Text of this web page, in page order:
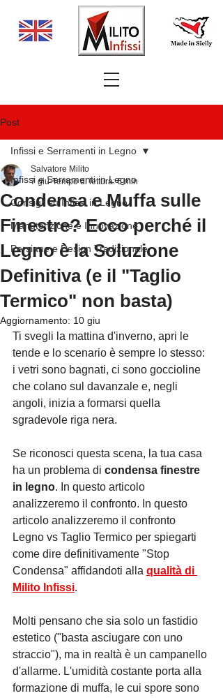
Post
Infissi e Serramenti in Legno
Consigli su Infissi in Legno
Manutenzione e Innovazione
Persiane e Design Tradizionale
Infissi e Serramenti in Legno
Condensa e Muffa sulle
Finestre? Ecco perché il
Legno è la Soluzione
Definitiva (e il "Taglio
Termico" non basta)
Salvatore Milito
7 giu Tempo di lettura: 6 min
Aggiornamento: 10 giu
Ti svegli la mattina d'inverno, apri le
tende e lo scenario è sempre lo stesso:
i vetri sono bagnati, ci sono goccioline
che colano sul davanzale e, negli
angoli, inizia a formarsi quella
sgradevole riga nera.
Se riconosci questa scena, la tua casa
ha un problema di condensa finestre
in legno. In questo articolo
analizzeremo il confronto. In questo
articolo analizzeremo il confronto
Legno vs Taglio Termico per spiegarti
come dire definitivamente "Stop
Condensa" affidandoti alla qualità di
Milito Infissi.
Molti pensano che sia solo un fastidio
estetico ("basta asciugare con uno
straccio"), ma in realtà è un campanello
d'allarme. L'umidità costante porta alla
formazione di muffa, le cui spore sono